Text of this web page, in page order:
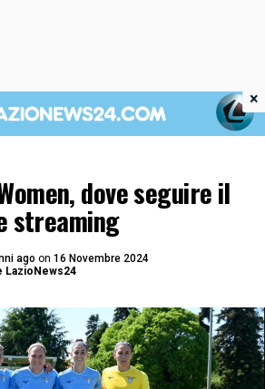
dove seguire il
streaming
ago on 16 Novembre 2024
LazioNews24
×